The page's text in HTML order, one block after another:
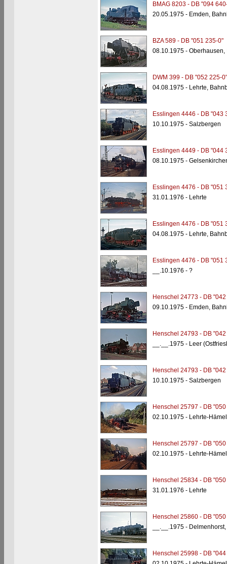
BMAG 8203 - DB "094
20.05.1975 - Emden,
BZA 589 - DB "051 235-0"
08.10.1975 -
DWM 399 - DB "052 225-0"
04.08.1975 - Lehrte,
Esslingen 4446 - DB "043
10.10.1975 - Salzbergen
Esslingen 4449 - DB "044
08.10.1975 -
Esslingen 4476 - DB "051
31.01.1976 - Lehrte
Esslingen 4476 - DB "051
04.08.1975 - Lehrte,
Esslingen 4476 - DB "051
__.10.1976 - ?
Henschel 24773 - DB
09.10.1975 - Emden,
Henschel 24793 - DB
__.__.1975 - Leer
Henschel 24793 - DB
10.10.1975 - Salzbergen
Henschel 25797 - DB
02.10.1975 - Lehrte-
Henschel 25797 - DB
02.10.1975 - Lehrte-
Henschel 25834 - DB
31.01.1976 - Lehrte
Henschel 25860 - DB
__.__.1975 -
Henschel 25998 - DB